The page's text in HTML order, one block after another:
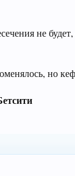
не
но